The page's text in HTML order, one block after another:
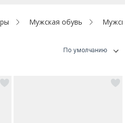
Мужская обувь
По умолчанию